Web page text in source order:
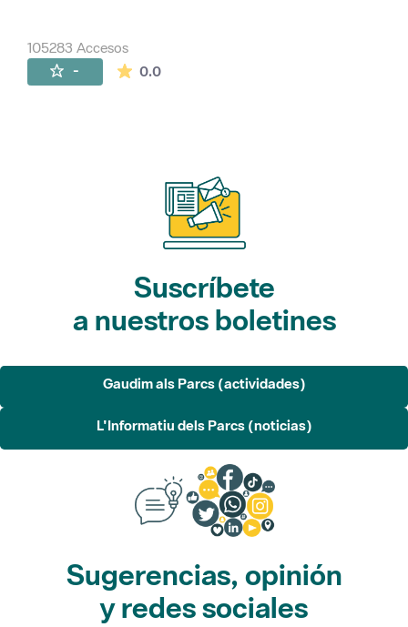
105283 Accesos
- 0.0La valoración media es de 0 estrellas de
Suscríbete
a nuestros boletines
Gaudim als Parcs (actividades)
L'Informatiu dels Parcs (noticias)
Sugerencias, opinión
y redes sociales